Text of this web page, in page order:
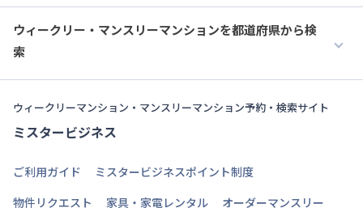
ウィークリー・マンスリーマンションを都道府県から検
索
ウィークリーマンション・マンスリーマンション予約・検索サイト
ミスタービジネス
ご利用ガイド
ミスタービジネスポイント制度
物件リクエスト
家具・家電レンタル
オーダーマンスリー